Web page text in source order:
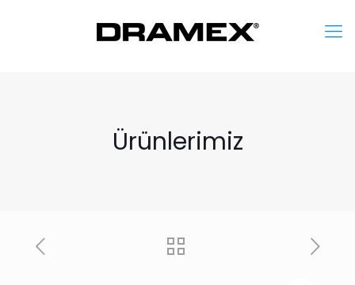
Ürünlerimiz